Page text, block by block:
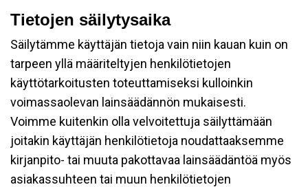
Tietojen säilytysaika
Säilytämme käyttäjän tietoja vain niin kauan kuin on
tarpeen yllä määriteltyjen henkilötietojen
käyttötarkoitusten toteuttamiseksi kulloinkin
voimassaolevan lainsäädännön mukaisesti.
Voimme kuitenkin olla velvoitettuja säilyttämään
joitakin käyttäjän henkilötietoja noudattaaksemme
kirjanpito- tai muuta pakottavaa lainsäädäntöä myös
asiakassuhteen tai muun henkilötietojen